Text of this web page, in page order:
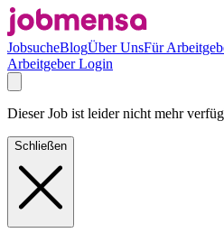
JobsucheBlogÜber UnsFür
Arbeitgeber Login
Dieser Job ist leider nicht mehr
Schließen